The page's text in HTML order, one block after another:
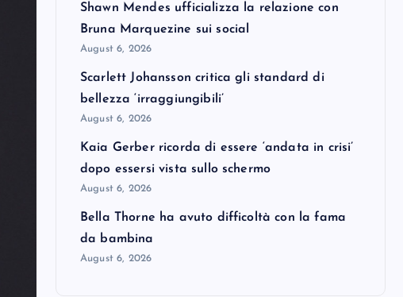
Shawn Mendes ufficializza la relazione con
Bruna Marquezine sui social
August 6, 2026
Scarlett Johansson critica gli standard di
bellezza ‘irraggiungibili’
August 6, 2026
Kaia Gerber ricorda di essere ‘andata in crisi’
dopo essersi vista sullo schermo
August 6, 2026
Bella Thorne ha avuto difficoltà con la fama
da bambina
August 6, 2026